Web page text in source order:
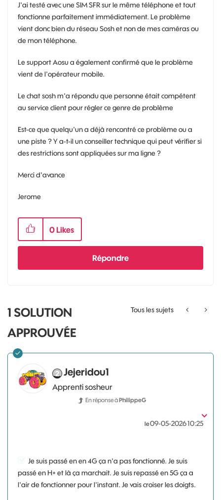
J'ai testé avec une SIM SFR sur le même téléphone et tout
fonctionne parfaitement immédiatement. Le problème
vient donc bien du réseau Sosh et non de mes caméras ou
de mon téléphone.
Le support Aosu a également confirmé que le problème
vient de l'opérateur mobile.
Le chat sosh m'a répondu que personne était compétent
au service client pour régler ce genre de problème
Est-ce que quelqu'un a déjà rencontré ce problème ou a
une piste ? Y a-t-il un conseiller technique qui peut vérifier si
des restrictions sont appliquées sur ma ligne ?
Merci d'avance
Jerome
0 Likes
Répondre
Tous les sujets
1 SOLUTION
APPROUVÉE
Jejeridou1
Apprenti sosheur
En réponse àPhilippeG
le‎09-05-202610:25
Je suis passé en en 4G ça n'a pas fonctionné. Je suis
passé en H+ et là ça marchait. Je suis repassé en 5G ça a
l'air de fonctionner pour l'instant. Je vais croiser les doigts.